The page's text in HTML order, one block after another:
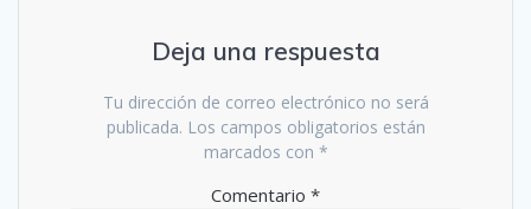
Deja una respuesta
Tu dirección de correo electrónico no será
publicada. Los campos obligatorios están
marcados con *
Comentario *